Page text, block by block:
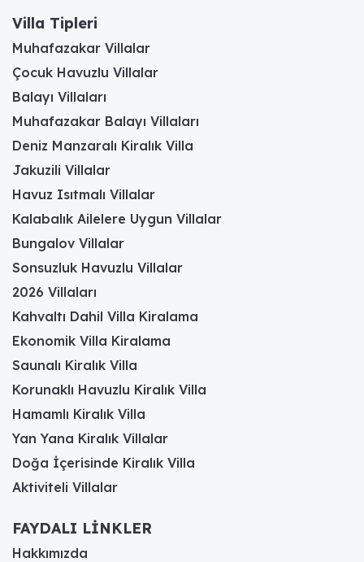
Villa Tipleri
Muhafazakar Villalar
Çocuk Havuzlu Villalar
Balayı Villaları
Muhafazakar Balayı Villaları
Deniz Manzaralı Kiralık Villa
Jakuzili Villalar
Havuz Isıtmalı Villalar
Kalabalık Ailelere Uygun Villalar
Bungalov Villalar
Sonsuzluk Havuzlu Villalar
2026 Villaları
Kahvaltı Dahil Villa Kiralama
Ekonomik Villa Kiralama
Saunalı Kiralık Villa
Korunaklı Havuzlu Kiralık Villa
Hamamlı Kiralık Villa
Yan Yana Kiralık Villalar
Doğa İçerisinde Kiralık Villa
Aktiviteli Villalar
FAYDALI LİNKLER
Hakkımızda